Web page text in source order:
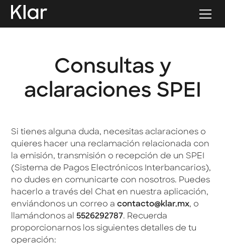
Consultas y
aclaraciones SPEI
Si tienes alguna duda, necesitas aclaraciones o
quieres hacer una reclamación relacionada con
la emisión, transmisión o recepción de un SPEI
(Sistema de Pagos Electrónicos Interbancarios),
no dudes en comunicarte con nosotros. Puedes
hacerlo a través del Chat en nuestra aplicación,
enviándonos un correo a contacto@klar.mx, o
llamándonos al 5526292787. Recuerda
proporcionarnos los siguientes detalles de tu
operación: